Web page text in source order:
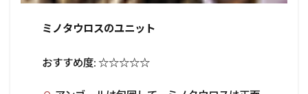
ミノタウロスのユニット
おすすめ度: ☆☆☆☆☆